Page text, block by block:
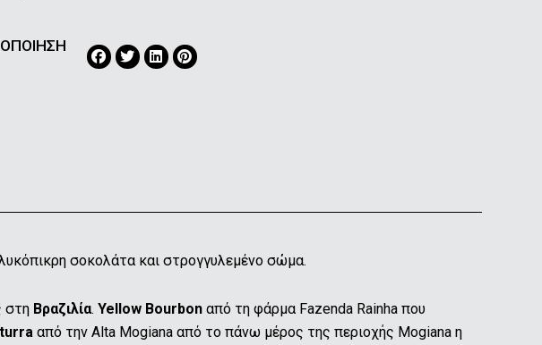
σοκολάτα και στρογγυλεμένο σώμα.
στη Βραζιλία. Yellow Bourbonαπό τη φάρμα Fazenda Rainha που
από την Alta Mogiana από το πάνω μέρος της περιοχής Mogiana η